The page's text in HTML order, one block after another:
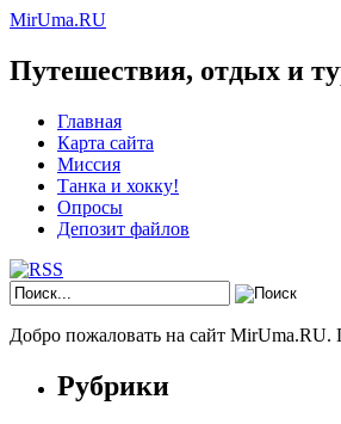
MirUma.RU
Путешествия, отдых и
Главная
Карта сайта
Миссия
Танка и хокку!
Опросы
Депозит файлов
Добро пожаловать на сайт MirUma.RU.
Рубрики